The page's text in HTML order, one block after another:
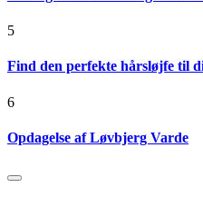
5
Find den perfekte hårsløjfe til
6
Opdagelse af Løvbjerg Varde